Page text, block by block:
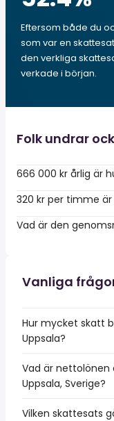
Eftersom både du
som var en
den verkliga
verkade i början.
Folk undrar
666 000 kr årlig är
320 kr per timme
Vad är den
Vanliga
Hur mycket skatt
Uppsala?
Vad är nettolönen
Uppsala, Sverige?
Vilken skattesats